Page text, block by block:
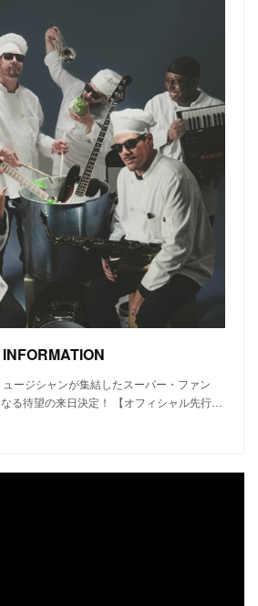
ージシャンが集結したスーパー・ファン
る待望の来日決定！ 【オフィシャル先行…